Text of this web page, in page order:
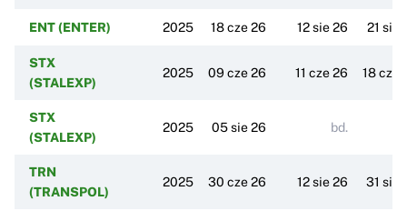
ENT (ENTER) 2025 18 cze 26 12 sie 26 21 sie
STX
(STALEXP)
2025 09 cze 26 11 cze 26 18 cze
STX
(STALEXP)
2025 05 sie 26 bd.
TRN
(TRANSPOL)
2025 30 cze 26 12 sie 26 31 sie